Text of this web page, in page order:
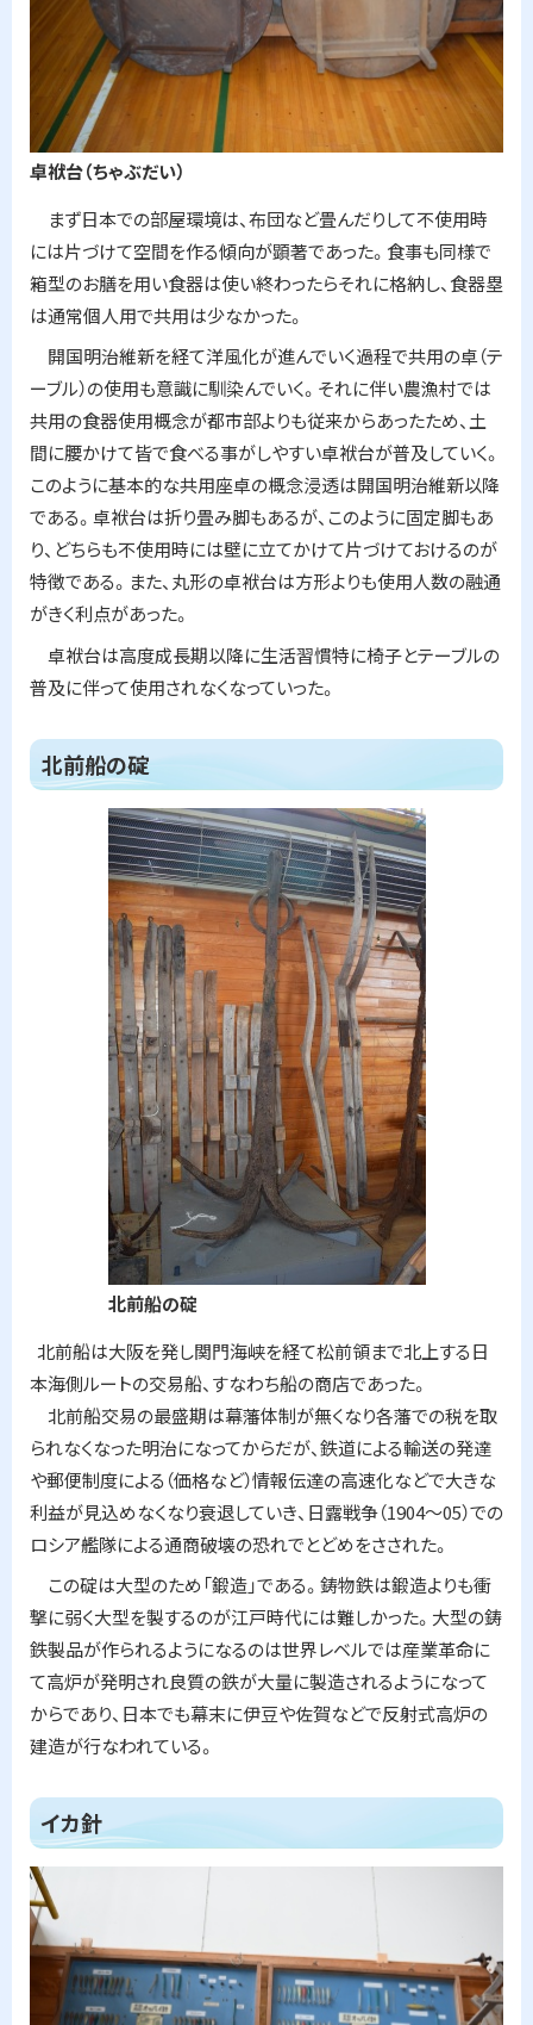
卓袱台（ちゃぶだい）
まず日本での部屋環境は、布団など畳んだりして不使用時
には片づけて空間を作る傾向が顕著であった。食事も同様で
箱型のお膳を用い食器は使い終わったらそれに格納し、食器塁
は通常個人用で共用は少なかった。
開国明治維新を経て洋風化が進んでいく過程で共用の卓（テ
ーブル）の使用も意識に馴染んでいく。それに伴い農漁村では
共用の食器使用概念が都市部よりも従来からあったため、土
間に腰かけて皆で食べる事がしやすい卓袱台が普及していく。
このように基本的な共用座卓の概念浸透は開国明治維新以降
である。卓袱台は折り畳み脚もあるが、このように固定脚もあ
り、どちらも不使用時には壁に立てかけて片づけておけるのが
特徴である。また、丸形の卓袱台は方形よりも使用人数の融通
がきく利点があった。
卓袱台は高度成長期以降に生活習慣特に椅子とテーブルの
普及に伴って使用されなくなっていった。
ト
ッ
北前船の碇
北前船の碇
北前船は大阪を発し関門海峡を経て松前領まで北上する日
本海側ルートの交易船、すなわち船の商店であった。
北前船交易の最盛期は幕藩体制が無くなり各藩での税を取
られなくなった明治になってからだが、鉄道による輸送の発達
や郵便制度による（価格など）情報伝達の高速化などで大きな
利益が見込めなくなり衰退していき、日露戦争（1904～05）での
ロシア艦隊による通商破壊の恐れでとどめをさされた。
この碇は大型のため「鍛造」である。鋳物鉄は鍛造よりも衝
撃に弱く大型を製するのが江戸時代には難しかった。大型の鋳
鉄製品が作られるようになるのは世界レベルでは産業革命に
て高炉が発明され良質の鉄が大量に製造されるようになって
からであり、日本でも幕末に伊豆や佐賀などで反射式高炉の
建造が行なわれている。
ト
ッ
プ
に
戻
イカ針